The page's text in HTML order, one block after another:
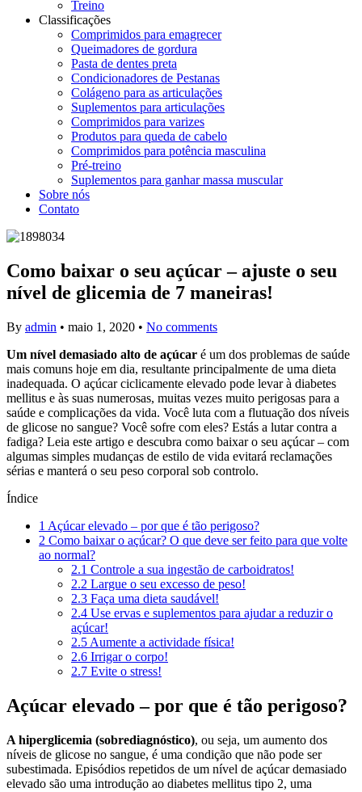
Treino
Classificações
Comprimidos para emagrecer
Queimadores de gordura
Pasta de dentes preta
Condicionadores de Pestanas
Colágeno para as articulações
Suplementos para articulações
Comprimidos para varizes
Produtos para queda de cabelo
Comprimidos para potência masculina
Pré-treino
Suplementos para ganhar massa muscular
Sobre nós
Contato
Como baixar o seu açúcar – ajuste o seu
nível de glicemia de 7 maneiras!
By admin • maio 1, 2020 • No comments
Um nível demasiado alto de açúcar é um dos problemas de saúde
mais comuns hoje em dia, resultante principalmente de uma dieta
inadequada. O açúcar ciclicamente elevado pode levar à diabetes
mellitus e às suas numerosas, muitas vezes muito perigosas para a
saúde e complicações da vida. Você luta com a flutuação dos níveis
de glicose no sangue? Você sofre com eles? Estás a lutar contra a
fadiga? Leia este artigo e descubra como baixar o seu açúcar – com
algumas simples mudanças de estilo de vida evitará reclamações
sérias e manterá o seu peso corporal sob controlo.
Índice
1 Açúcar elevado – por que é tão perigoso?
2 Como baixar o açúcar? O que deve ser feito para que volte
ao normal?
2.1 Controle a sua ingestão de carboidratos!
2.2 Largue o seu excesso de peso!
2.3 Faça uma dieta saudável!
2.4 Use ervas e suplementos para ajudar a reduzir o
açúcar!
2.5 Aumente a actividade física!
2.6 Irrigar o corpo!
2.7 Evite o stress!
Açúcar elevado – por que é tão perigoso?
A hiperglicemia (sobrediagnóstico), ou seja, um aumento dos
níveis de glicose no sangue, é uma condição que não pode ser
subestimada. Episódios repetidos de um nível de açúcar demasiado
elevado são uma introdução ao diabetes mellitus tipo 2, uma